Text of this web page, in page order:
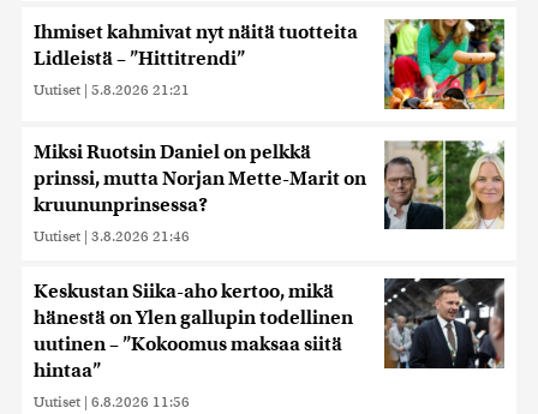
Ihmiset kahmivat nyt näitä tuotteita
Lidleistä – ”Hittitrendi”
Uutiset | 5.8.2026 21:21
Miksi Ruotsin Daniel on pelkkä
prinssi, mutta Norjan Mette-Marit on
kruununprinsessa?
Uutiset | 3.8.2026 21:46
Keskustan Siika-aho kertoo, mikä
hänestä on Ylen gallupin todellinen
uutinen – ”Kokoomus maksaa siitä
hintaa”
Uutiset | 6.8.2026 11:56